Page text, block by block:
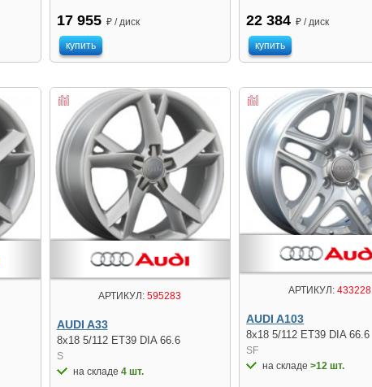
17 955 ₽ / диск
купить
22 384 ₽ / диск
купить
АРТИКУЛ: 595283
AUDI A33
8x18 5/112 ET39 DIA 66.6
S
на складе 4 шт.
АРТИКУЛ: 433228
AUDI A103
8x18 5/112 ET39 DIA 66.6
SF
на складе>12 шт.